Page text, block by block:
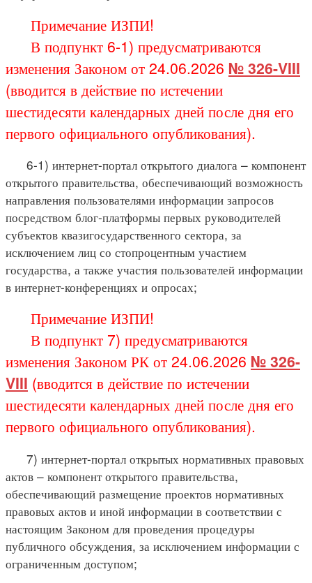
Примечание ИЗПИ!
В подпункт 6-1) предусматриваются
изменения Законом от 24.06.2026 № 326-VIII
(вводится в действие по истечении
шестидесяти календарных дней после дня его
первого официального опубликования).
6-1) интернет-портал открытого диалога – компонент
открытого правительства, обеспечивающий возможность
направления пользователями информации запросов
посредством блог-платформы первых руководителей
субъектов квазигосударственного сектора, за
исключением лиц со стопроцентным участием
государства, а также участия пользователей информации
в интернет-конференциях и опросах;
Примечание ИЗПИ!
В подпункт 7) предусматриваются
изменения Законом РК от 24.06.2026 № 326-
VIII (вводится в действие по истечении
шестидесяти календарных дней после дня его
первого официального опубликования).
7) интернет-портал открытых нормативных правовых
актов – компонент открытого правительства,
обеспечивающий размещение проектов нормативных
правовых актов и иной информации в соответствии с
настоящим Законом для проведения процедуры
публичного обсуждения, за исключением информации с
ограниченным доступом;